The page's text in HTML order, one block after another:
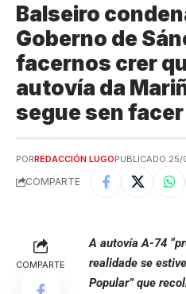
Balseiro
Goberno de
facernos crer
autovía da
segue sen
PORREDACCIÓN LUGOPUBLICADO
COMPARTE
COMPARTE
A autovía A-74
realidade se
Popular” que